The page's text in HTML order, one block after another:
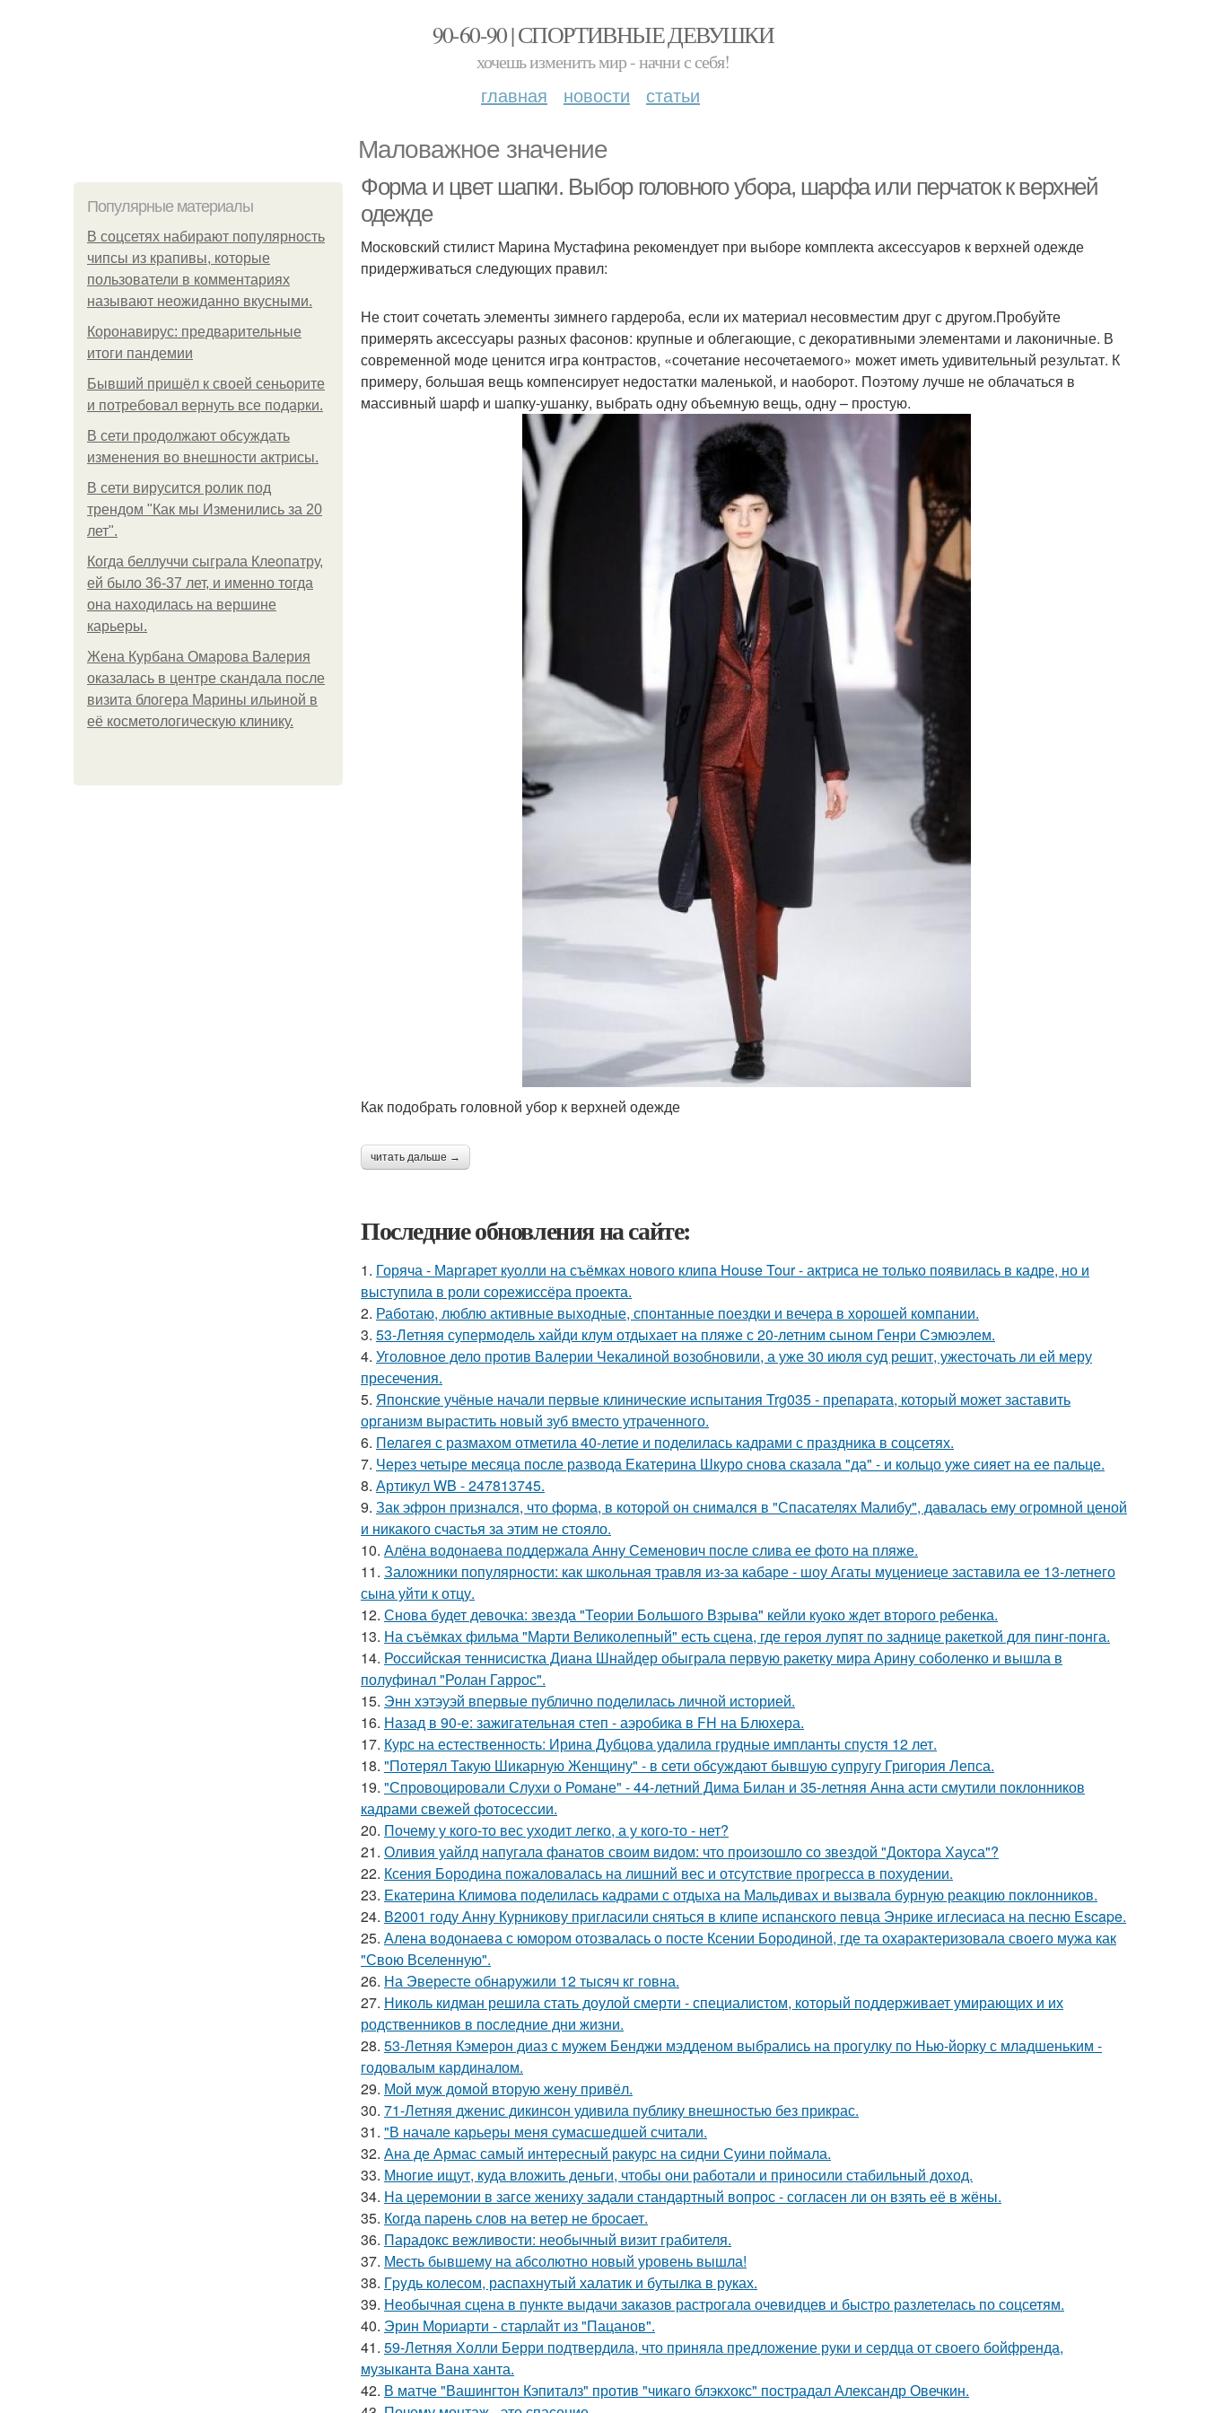
90-60-90 | СПОРТИВНЫЕ ДЕВУШКИ
хочешь изменить мир - начни с себя!
главная новости статьи
Маловажное значение
Популярные материалы
В соцсетях набирают популярность
чипсы из крапивы, которые
пользователи в комментариях
называют неожиданно вкусными.
Коронавирус: предварительные
итоги пандемии
Бывший пришёл к своей сеньорите
и потребовал вернуть все подарки.
В сети продолжают обсуждать
изменения во внешности актрисы.
В сети вирусится ролик под
трендом "Как мы Изменились за 20
лет".
Когда беллуччи сыграла Клеопатру,
ей было 36-37 лет, и именно тогда
она находилась на вершине
карьеры.
Жена Курбана Омарова Валерия
оказалась в центре скандала после
визита блогера Марины ильиной в
её косметологическую клинику.
Форма и цвет шапки. Выбор головного убора, шарфа или перчаток к верхней
одежде
Московский стилист Марина Мустафина рекомендует при выборе комплекта аксессуаров к верхней одежде
придерживаться следующих правил:
Не стоит сочетать элементы зимнего гардероба, если их материал несовместим друг с другом.Пробуйте
примерять аксессуары разных фасонов: крупные и облегающие, с декоративными элементами и лаконичные. В
современной моде ценится игра контрастов, «сочетание несочетаемого» может иметь удивительный результат. К
примеру, большая вещь компенсирует недостатки маленькой, и наоборот. Поэтому лучше не облачаться в
массивный шарф и шапку-ушанку, выбрать одну объемную вещь, одну – простую.
Как подобрать головной убор к верхней одежде
читать дальше →
Последние обновления на сайте:
1. Горяча - Маргарет куолли на съёмках нового клипа House Tour - актриса не только появилась в кадре, но и
выступила в роли сорежиссёра проекта.
2. Работаю, люблю активные выходные, спонтанные поездки и вечера в хорошей компании.
3. 53-Летняя супермодель хайди клум отдыхает на пляже с 20-летним сыном Генри Сэмюэлем.
4. Уголовное дело против Валерии Чекалиной возобновили, а уже 30 июля суд решит, ужесточать ли ей меру
пресечения.
5. Японские учёные начали первые клинические испытания Trg035 - препарата, который может заставить
организм вырастить новый зуб вместо утраченного.
6. Пелагея с размахом отметила 40-летие и поделилась кадрами с праздника в соцсетях.
7. Через четыре месяца после развода Екатерина Шкуро снова сказала "да" - и кольцо уже сияет на ее пальце.
8. Артикул WB - 247813745.
9. Зак эфрон признался, что форма, в которой он снимался в "Спасателях Малибу", давалась ему огромной ценой
и никакого счастья за этим не стояло.
10. Алёна водонаева поддержала Анну Семенович после слива ее фото на пляже.
11. Заложники популярности: как школьная травля из-за кабаре - шоу Агаты муцениеце заставила ее 13-летнего
сына уйти к отцу.
12. Снова будет девочка: звезда "Теории Большого Взрыва" кейли куоко ждет второго ребенка.
13. На съёмках фильма "Марти Великолепный" есть сцена, где героя лупят по заднице ракеткой для пинг-понга.
14. Российская теннисистка Диана Шнайдер обыграла первую ракетку мира Арину соболенко и вышла в
полуфинал "Ролан Гаррос".
15. Энн хэтэуэй впервые публично поделилась личной историей.
16. Назад в 90-е: зажигательная степ - аэробика в FH на Блюхера.
17. Курс на естественность: Ирина Дубцова удалила грудные импланты спустя 12 лет.
18. "Потерял Такую Шикарную Женщину" - в сети обсуждают бывшую супругу Григория Лепса.
19. "Спровоцировали Слухи о Романе" - 44-летний Дима Билан и 35-летняя Анна асти смутили поклонников
кадрами свежей фотосессии.
20. Почему у кого-то вес уходит легко, а у кого-то - нет?
21. Оливия уайлд напугала фанатов своим видом: что произошло со звездой "Доктора Хауса"?
22. Ксения Бородина пожаловалась на лишний вес и отсутствие прогресса в похудении.
23. Екатерина Климова поделилась кадрами с отдыха на Мальдивах и вызвала бурную реакцию поклонников.
24. В2001 году Анну Курникову пригласили сняться в клипе испанского певца Энрике иглесиаса на песню Escape.
25. Алена водонаева с юмором отозвалась о посте Ксении Бородиной, где та охарактеризовала своего мужа как
"Свою Вселенную".
26. На Эвересте обнаружили 12 тысяч кг говна.
27. Николь кидман решила стать доулой смерти - специалистом, который поддерживает умирающих и их
родственников в последние дни жизни.
28. 53-Летняя Кэмерон диаз с мужем Бенджи мэдденом выбрались на прогулку по Нью-йорку с младшеньким -
годовалым кардиналом.
29. Мой муж домой вторую жену привёл.
30. 71-Летняя дженис дикинсон удивила публику внешностью без прикрас.
31. "В начале карьеры меня сумасшедшей считали.
32. Ана де Армас самый интересный ракурс на сидни Суини поймала.
33. Многие ищут, куда вложить деньги, чтобы они работали и приносили стабильный доход.
34. На церемонии в загсе жениху задали стандартный вопрос - согласен ли он взять её в жёны.
35. Когда парень слов на ветер не бросает.
36. Парадокс вежливости: необычный визит грабителя.
37. Месть бывшему на абсолютно новый уровень вышла!
38. Гpyдь колесом, распахнутый халатик и бутылка в руках.
39. Необычная сцена в пункте выдачи заказов растрогала очевидцев и быстро разлетелась по соцсетям.
40. Эрин Мориарти - старлайт из "Пацанов".
41. 59-Летняя Холли Берри подтвердила, что приняла предложение руки и сердца от своего бойфренда,
музыканта Вана ханта.
42. В матче "Вашингтон Кэпиталз" против "чикаго блэкхокс" пострадал Александр Овечкин.